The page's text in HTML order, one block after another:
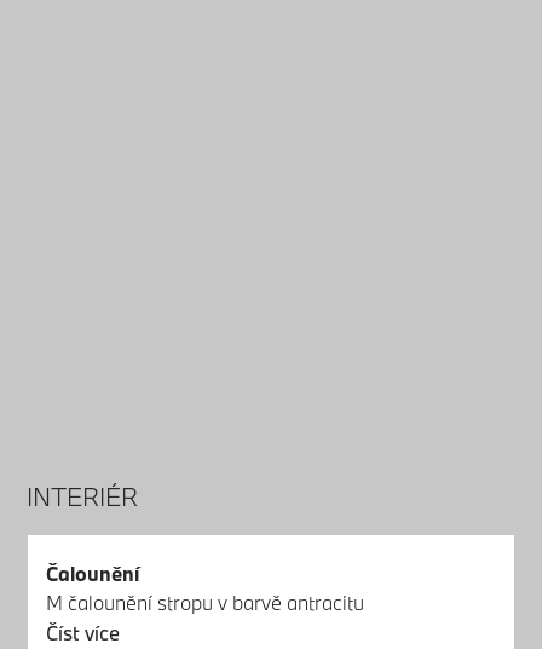
INTERIÉR
Čalounění
M čalounění stropu v barvě antracitu
Číst více